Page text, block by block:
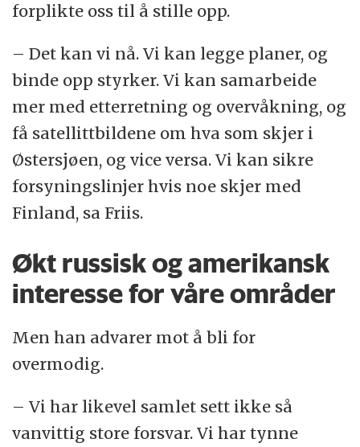
forplikte oss til å stille opp.
– Det kan vi nå. Vi kan legge planer, og
binde opp styrker. Vi kan samarbeide
mer med etterretning og overvåkning, og
få satellittbildene om hva som skjer i
Østersjøen, og vice versa. Vi kan sikre
forsyningslinjer hvis noe skjer med
Finland, sa Friis.
Økt russisk og amerikansk
interesse for våre områder
Men han advarer mot å bli for
overmodig.
– Vi har likevel samlet sett ikke så
vanvittig store forsvar. Vi har tynne